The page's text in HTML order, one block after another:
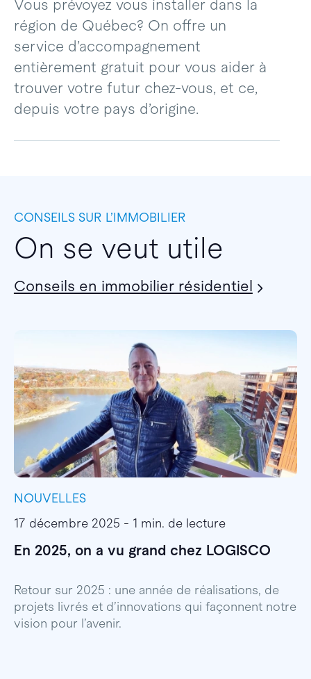
Vous prévoyez vous installer dans la
région de Québec? On offre un
service d’accompagnement
entièrement gratuit pour vous aider à
trouver votre futur chez-vous, et ce,
depuis votre pays d’origine.
CONSEILS SUR L’IMMOBILIER
On se veut utile
Conseils en immobilier résidentiel
NOUVELLES
17 décembre 2025 - 1 min. de lecture
En 2025, on a vu grand chez LOGISCO
Retour sur 2025 : une année de réalisations, de
projets livrés et d’innovations qui façonnent notre
vision pour l’avenir.